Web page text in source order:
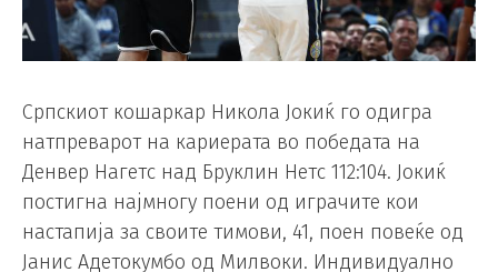
Српскиот кошаркар Никола Јокиќ го одигра
натпреварот на кариерата во победата на
Денвер Нагетс над Бруклин Нетс 112:104. Јокиќ
постигна најмногу поени од играчите кои
настапија за своите тимови, 41, поен повеќе од
Јанис Адетокумбо од Милвоки. Индивидуално